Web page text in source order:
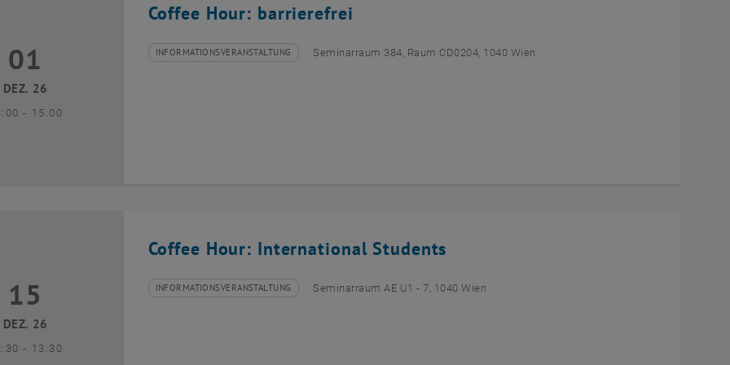
Coffee Hour: barrierefrei
Dezember 2026
01
DEZ. 26
- bis
15:00
Veranstaltungstyp:
INFORMATIONSVERANSTALTUNG
Veranstaltungsort: Seminarraum 384, Raum CD0204, 1040 Wien
Coffee Hour: International Students
Dezember 2026
15
DEZ. 26
- bis
13:30
Veranstaltungstyp:
INFORMATIONSVERANSTALTUNG
Veranstaltungsort: Seminarraum AE U1 - 7, 1040 Wien